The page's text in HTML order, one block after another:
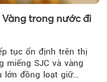
trong nước đi
tục ổn định trên thị
miếng SJC và vàng
lớn đồng loạt giữ